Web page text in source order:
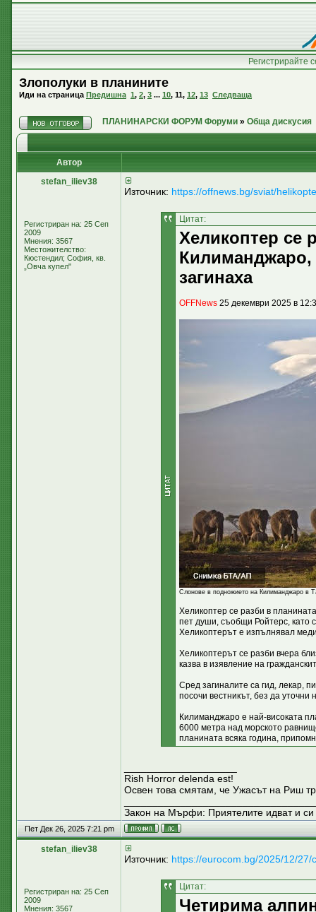
Регистрирайте
Злополуки в планините
Иди на страница Предишна 1, 2, 3 ... 10, 11, 12, 13 Следваща
ПЛАНИНАРСКИ ФОРУМ Форуми » Обща дискусия
Автор
stefan_iliev38
Регистриран на: 25 Сеп
2009
Мнения: 3567
Местожителство:
Кюстендил; София, кв.
„Овча купел"
Източник: https://offnews.bg/sviat/
Цитат:
Хеликоптер се
Килиманджаро,
загинаха
OFFNews 25 декември 2025 в
Слонове в подножието на Килиманджаро в
Хеликоптер се разби в
пет души, съобщи Ройтерс, като
Хеликоптерът е изпълнявал
Хеликоптерът се разби вчера
казва в изявление на
Сред загиналите са гид, лекар,
посочи вестникът, без да уточни
Килиманджаро е най-високата
6000 метра над морското
планината всяка година,
Rish Horror delenda est!
Освен това смятам, че Ужасът на Риш
Закон на Мърфи: Приятелите идват и си
Пет Дек 26, 2025 7:21 pm
stefan_iliev38
Регистриран на: 25 Сеп
2009
Мнения: 3567
Източник: https://eurocom.bg/2025/12/
Цитат:
Четирима